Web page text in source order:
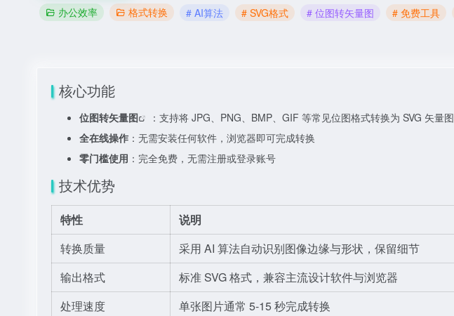
办公效率 格式转换 # AI算法 # SVG格式 # 位图转矢量图 # 免费工具
核心功能
位图转矢量图
：支持将 JPG、PNG、BMP、GIF 等常见位图格式转换为 SVG 矢量图
全在线操作 ：无需安装任何软件，浏览器即可完成转换
零门槛使用 ：完全免费，无需注册或登录账号
技术优势
特性
说明
转换质量
采用 AI 算法自动识别图像边缘与形状，保留细节
输出格式
标准 SVG 格式，兼容主流设计软件与浏览器
处理速度
单张图片通常 5-15 秒完成转换